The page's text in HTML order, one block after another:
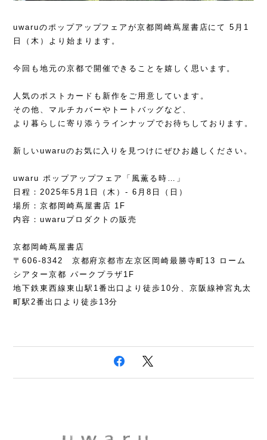
uwaruのポップアップフェアが京都岡崎蔦屋書店にて 5月1
日（木）より始まります。
今回も地元の京都で開催できることを嬉しく思います。
人気のポストカードも新作をご用意しています。
その他、マルチカバーやトートバッグなど、
より暮らしに寄り添うラインナップでお待ちしております。
新しいuwaruのお気に入りを見つけにぜひお越しください。
uwaru ポップアップフェア「風薫る時…」
日程：2025年5月1日（木）- 6月8日（日）
場所：京都岡崎蔦屋書店 1F
内容：uwaruプロダクトの販売
京都岡崎蔦屋書店
〒606-8342 京都府京都市左京区岡崎最勝寺町13 ローム
シアター京都 パークプラザ1F
地下鉄東西線東山駅1番出口より徒歩10分、京阪線神宮丸太
町駅2番出口より徒歩13分